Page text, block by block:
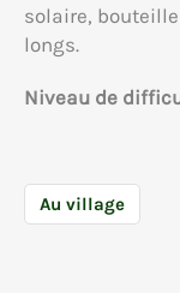
solaire,
longs.
Niveau de
Au village